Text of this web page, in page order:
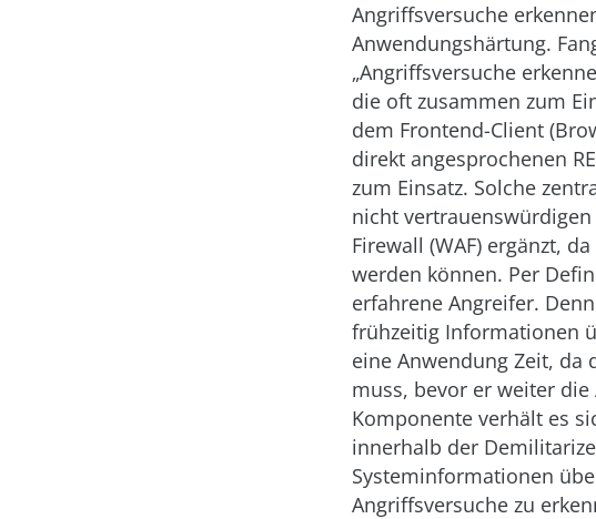
Angriffsversuche
Anwendungshärtung.
„Angriffsversuche
die oft zusammen zum
dem Frontend-Client
direkt angesprochenen
zum Einsatz. Solche
nicht
Firewall (WAF) ergänzt,
werden können. Per
erfahrene Angreifer.
frühzeitig Informationen
eine Anwendung Zeit, da
muss, bevor er weiter
Komponente verhält es
innerhalb der
Systeminformationen
Angriffsversuche zu